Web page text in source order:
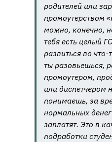
родителей или
промоутерством
можно, конечно,
тебя есть целый
развиться во
ты разовьешься,
промоутером,
или диспетчером
понимаешь, за
нормальных
заплатят. Это в
подработки